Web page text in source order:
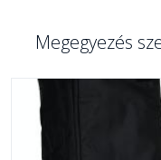
Megegyezés